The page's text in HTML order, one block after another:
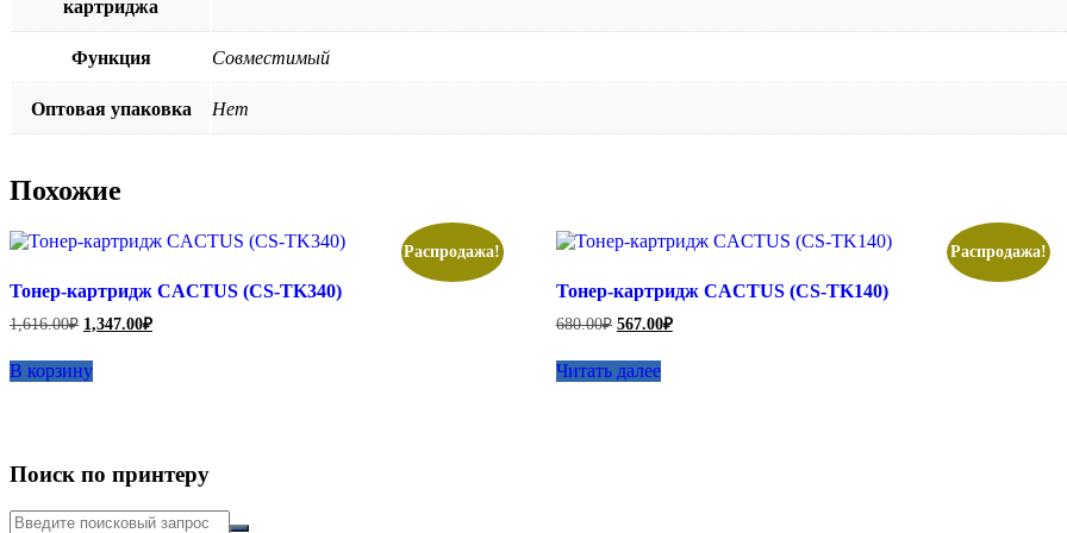
картриджа
Функция Совместимый
Оптовая упаковка Нет
Похожие
Распродажа!
Тонер-картридж CACTUS (CS-TK340)
1,616.00₽ Первоначальная
цена
составляла
1,616.00₽.
1,347.00₽Текущая
цена:
В корзину
Распродажа!
Тонер-картридж CACTUS (CS-TK140)
680.00₽ Первоначальная
цена
составляла
680.00₽.
567.00₽Текущая
цена:
Читать далее
Поиск по принтеру
Искать: